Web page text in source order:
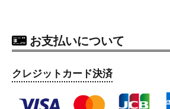
お支払いについて
クレジットカード決済